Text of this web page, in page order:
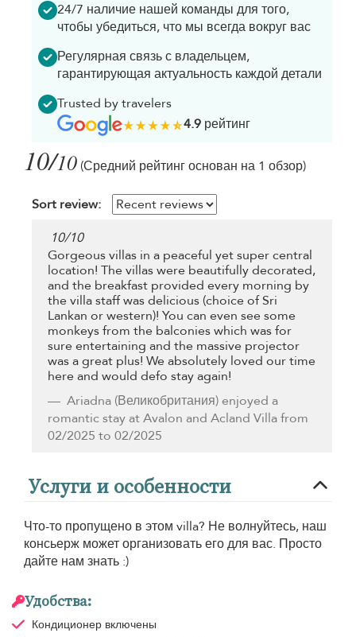
24/7 наличие нашей команды для того,
чтобы убедиться, что мы всегда вокруг вас
Регулярная связь с владельцем,
гарантирующая актуальность каждой детали
Trusted by travelers
4.9рейтинг
10/10 (Средний рейтинг основан на 1 обзор)
Sort review:
10/10
Gorgeous villas in a peaceful yet super central
location! The villas were beautifully decorated,
and the breakfast provided every morning by
the villa staff was delicious (choice of Sri
Lankan or western)! You can even see some
monkeys from the balconies which was for
sure entertaining and the massive projector
was a great plus! We absolutely loved our time
here and would defo stay again!
Ariadna (Великобритания) enjoyed a
romantic stay at Avalon and Acland Villa from
02/2025 to 02/2025
Услуги и особенности
Что-то пропущено в этом villa? Не волнуйтесь, наш
консьерж может организовать его для вас. Просто
дайте нам знать :)
Удобства:
Кондиционер включены